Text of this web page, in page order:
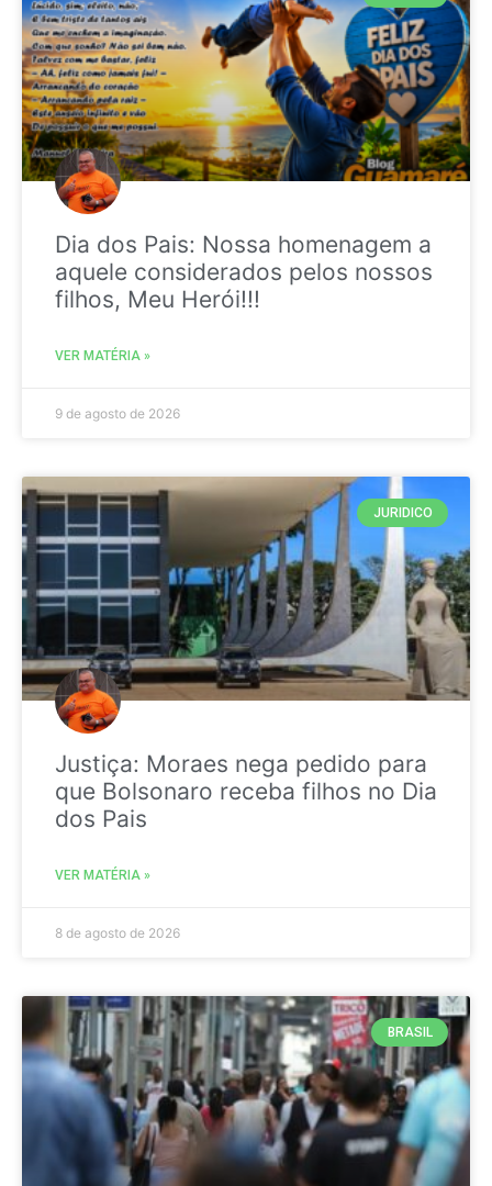
Dia dos Pais: Nossa homenagem a
aquele considerados pelos nossos
filhos, Meu Herói!!!
VER MATÉRIA »
9 de agosto de 2026
JURIDICO
Justiça: Moraes nega pedido para
que Bolsonaro receba filhos no Dia
dos Pais
VER MATÉRIA »
8 de agosto de 2026
BRASIL